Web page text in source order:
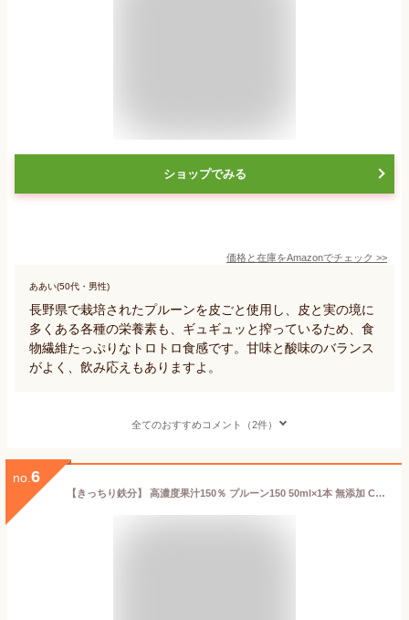
ショップでみる
価格と在庫をAmazonでチェック >>
ああい(50代・男性)
長野県で栽培されたプルーンを皮ごと使用し、皮と実の境に
多くある各種の栄養素も、ギュギュッと搾っているため、食
物繊維たっぷりなトロトロ食感です。甘味と酸味のバランス
がよく、飲み応えもありますよ。
全てのおすすめコメント（2件）
no. 6
【きっちり鉄分】 高濃度果汁150％ プルーン150 50ml×1本 無添加 COREBI プルーンジュース 鉄分 ジュース ドリンク 鉄分補給 サプリ 果汁100％ 以上をお探しの方 コレビ 100％を超える高濃度1.5倍！飲み切りサイズ